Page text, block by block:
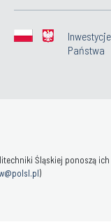
Państwa
Śląskiej ponoszą
)